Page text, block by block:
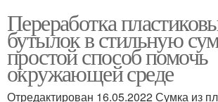
Переработка
бутылок в стильную
простой способ помочь
окружающей среде
Отредактирован 16.05.2022 Сумка из